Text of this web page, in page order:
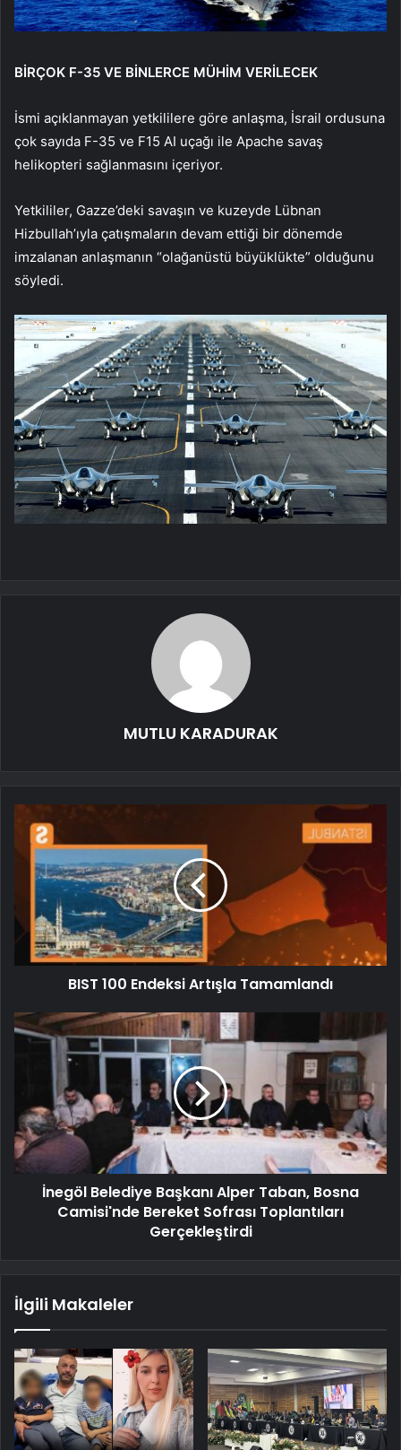
BİRÇOK F-35 VE BİNLERCE MÜHİM VERİLECEK
İsmi açıklanmayan yetkililere göre anlaşma, İsrail ordusuna
çok sayıda F-35 ve F15 AI uçağı ile Apache savaş
helikopteri sağlanmasını içeriyor.
Yetkililer, Gazze’deki savaşın ve kuzeyde Lübnan
Hizbullah’ıyla çatışmaların devam ettiği bir dönemde
imzalanan anlaşmanın “olağanüstü büyüklükte” olduğunu
söyledi.
MUTLU KARADURAK
BIST 100 Endeksi Artışla Tamamlandı
İnegöl Belediye Başkanı Alper Taban, Bosna
Camisi'nde Bereket Sofrası Toplantıları
Gerçekleştirdi
İlgili Makaleler